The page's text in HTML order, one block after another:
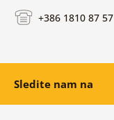
+386 1810 87 57
Sledite nam na